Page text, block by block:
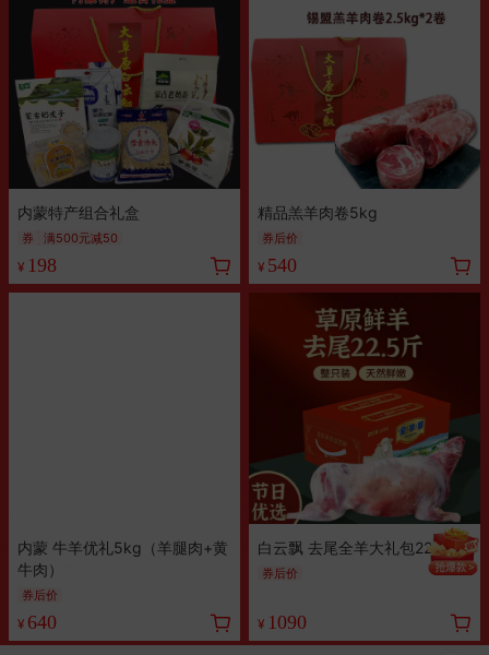
内蒙特产组合礼盒
券 满500元减50
¥ 198
精品羔羊肉卷5kg
券后价
¥ 540
内蒙 牛羊优礼5kg（羊腿肉+黄
牛肉）
券后价
¥ 640
白云飘 去尾全羊大礼包22.5斤
券后价
¥ 1090